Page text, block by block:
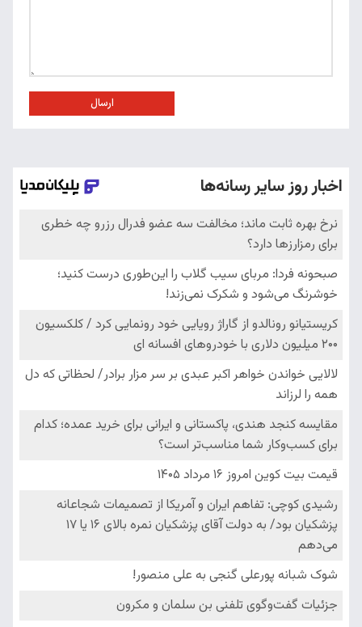
ارسال